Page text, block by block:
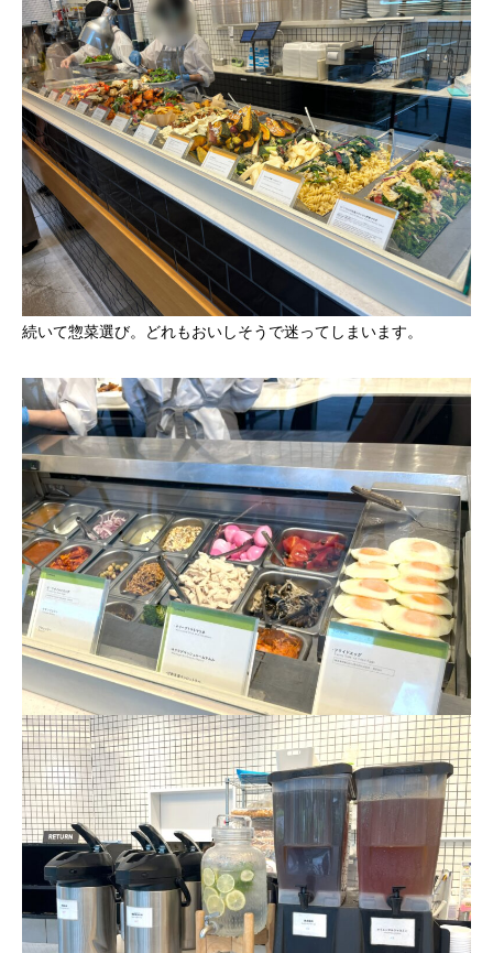
続いて惣菜選び。どれもおいしそうで迷ってしまいます。